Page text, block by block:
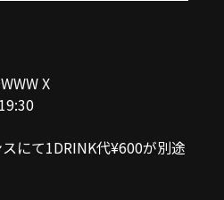
WWW X
にて1DRINK代¥600が別途